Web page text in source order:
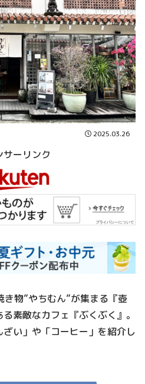
2025.03.26
サーリンク
物”やちむん”が集まる『壺
素敵なカフェ『ぶくぶく』。
い」や「コーヒー」を紹介し